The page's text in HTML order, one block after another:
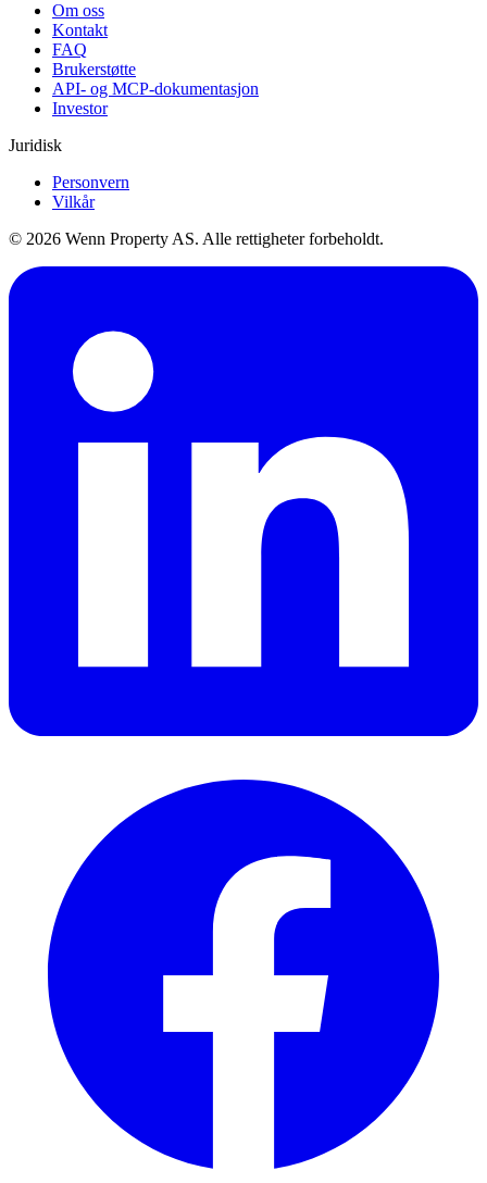
Om oss
Kontakt
FAQ
Brukerstøtte
API- og MCP-dokumentasjon
Investor
Juridisk
Personvern
Vilkår
© 2026 Wenn Property AS. Alle rettigheter forbeholdt.